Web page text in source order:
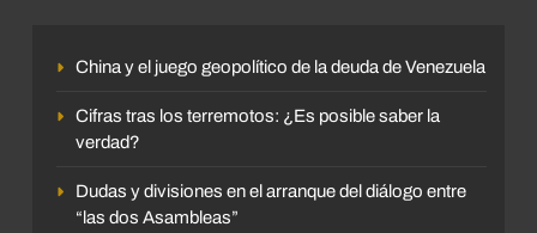
China y el juego geopolítico de la deuda de Venezuela
Cifras tras los terremotos: ¿Es posible saber la
verdad?
Dudas y divisiones en el arranque del diálogo entre
“las dos Asambleas”